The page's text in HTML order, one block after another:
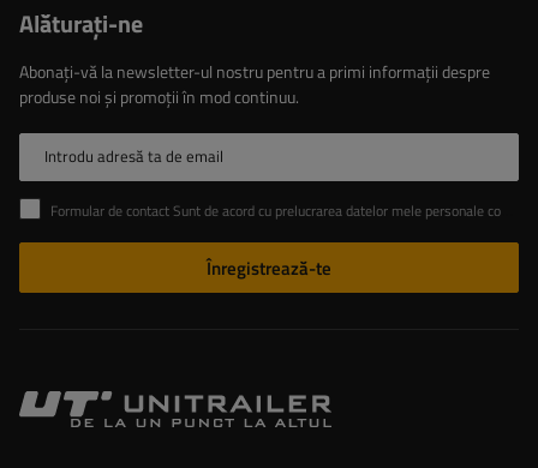
Alăturaţi-ne
Abonați-vă la newsletter-ul nostru pentru a primi informații despre
produse noi și promoții în mod continuu.
Introdu adresă ta de email
Formular de contact Sunt de acord cu prelucrarea datelor mele personale conținute în formularul de contact în conformitate cu Regulamentul Parlamentului European și al Consiliului (UE)
Înregistrează-te